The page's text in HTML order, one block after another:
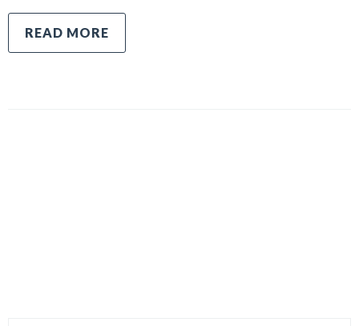
READ MORE